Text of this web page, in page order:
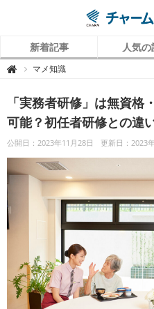
新着記事 人気の
 チ
P
O
I
N
（
ャ
ム
働
く
リ
ア
ル
を
マメ知識
「実務者研修」は無資格
可能？初任者研修との違
公開日：2023年11月28日 更新日：2023